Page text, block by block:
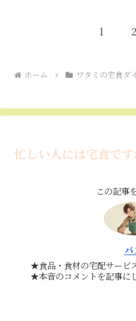
1 2
ホーム ワタミの宅食ダ
忙しい人には宅食です
この記事
バ
★食品・食材の宅配サービ
★本音のコメントを記事に